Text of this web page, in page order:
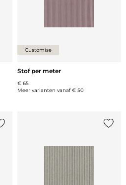
Customise
Stof per meter
€ 65
Meer varianten vanaf€ 50